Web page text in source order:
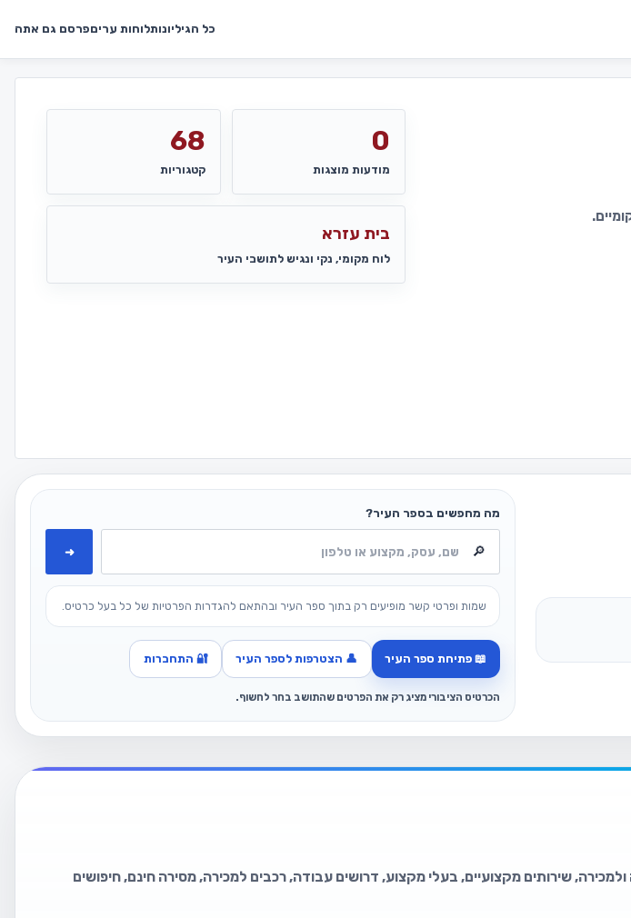
כל הגיליונותלוחות עריםפרסם גם אתה
0
מודעות מוצגות
68
קטגוריות
בית עזרא
לוח מקומי, נקי ונגיש לתושבי העיר
מה מחפשים בספר העיר?
➜
שמות ופרטי קשר מופיעים רק בתוך ספר העיר ובהתאם להגדרות הפרטיות של כל בעל כרטיס.
📖 פתיחת ספר העיר 👤 הצטרפות לספר העיר 🔐 התחברות
הכרטיס הציבורי מציג רק את הפרטים שהתושב בחר לחשוף.
שירותים מקצועיים, בעלי מקצוע, דרושים עבודה, רכבים למכירה, מסירה חינם, חיפושים